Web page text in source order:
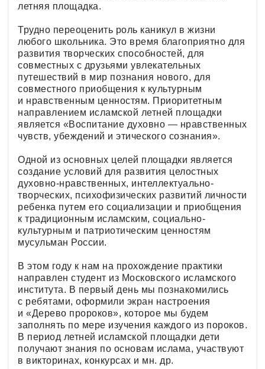
летняя площадка.
Трудно переоценить роль каникул в жизни
любого школьника. Это время благоприятно для
развития творческих способностей, для
совместных с друзьями увлекательных
путешествий в мир познания нового, для
совместного приобщения к культурным
и нравственным ценностям. Приоритетным
направлением исламской летней площадки
является «Воспитание духовно — нравственных
чувств, убеждений и этического сознания».
Одной из основных целей площадки является
создание условий для развития целостных
духовно-нравственных, интеллектуально-
творческих, психофизических развитий личности
ребенка путем его социализации и приобщения
к традиционным исламским, социально-
культурным и патриотическим ценностям
мусульман России.
В этом году к нам на прохождение практики
направлен студент из Московского исламского
института. В первый день мы познакомились
с ребятами, оформили экран настроения
и «Дерево пророков», которое мы будем
заполнять по мере изучения каждого из пороков.
В период летней исламской площадки дети
получают знания по основам ислама, участвуют
в викторинах, конкурсах и мн. др.